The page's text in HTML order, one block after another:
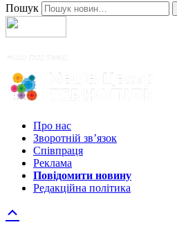
Пошук
Про нас
Зворотній зв’язок
Співпраця
Реклама
Повідомити новину
Редакційна політика